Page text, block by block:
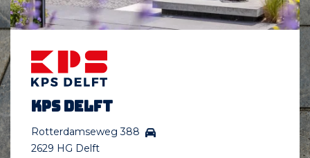
KPS Delft
Rotterdamseweg 388
2629 HG Delft